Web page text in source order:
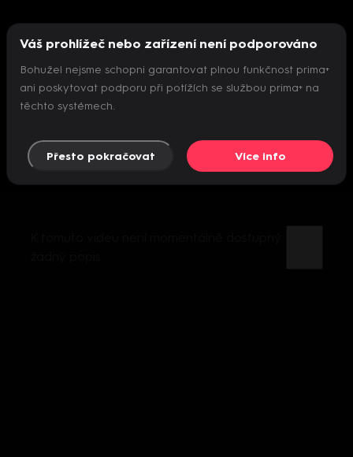
Nepodařilo se inicializovat přehrávač
Váš prohlížeč nebo zařízení není podporováno
Bohužel nejsme schopni garantovat plnou funkčnost prima+
ani poskytovat podporu při potížích se službou prima+ na
těchto systémech.
Přesto pokračovat Více info